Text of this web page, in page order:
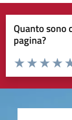
Quanto sono
pagina?
Valuta da 1 a 5 stelle
Valuta 3
Valuta 2
Valuta 1 stelle su